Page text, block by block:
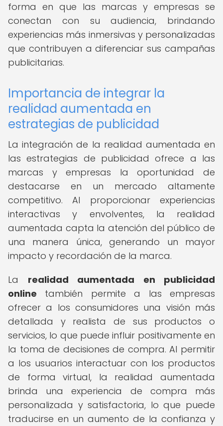
forma en que las marcas y empresas se
conectan con su audiencia, brindando
experiencias más inmersivas y personalizadas
que contribuyen a diferenciar sus campañas
publicitarias.
Importancia de integrar la
realidad aumentada en
estrategias de publicidad
La integración de la realidad aumentada en
las estrategias de publicidad ofrece a las
marcas y empresas la oportunidad de
destacarse en un mercado altamente
competitivo. Al proporcionar experiencias
interactivas y envolventes, la realidad
aumentada capta la atención del público de
una manera única, generando un mayor
impacto y recordación de la marca.
La realidad aumentada en publicidad
online también permite a las empresas
ofrecer a los consumidores una visión más
detallada y realista de sus productos o
servicios, lo que puede influir positivamente en
la toma de decisiones de compra. Al permitir
a los usuarios interactuar con los productos
de forma virtual, la realidad aumentada
brinda una experiencia de compra más
personalizada y satisfactoria, lo que puede
traducirse en un aumento de la confianza y